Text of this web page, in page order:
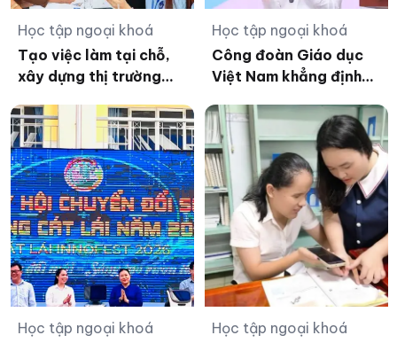
Học tập ngoại khoá
Tạo việc làm tại chỗ,
xây dựng thị trường
Học tập ngoại khoá
Công đoàn Giáo dục
Việt Nam khẳng định
hiện Nghị quyết 57
Học tập ngoại khoá
Học tập ngoại khoá